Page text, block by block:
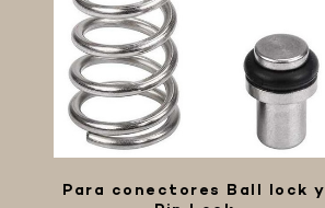
Para conectores Ball lock y